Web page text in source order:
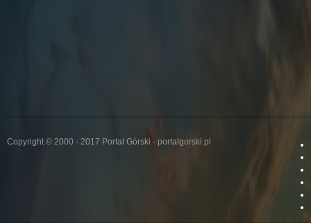
Copyright © 2000 - 2017 Portal Górski - portalgorski.pl